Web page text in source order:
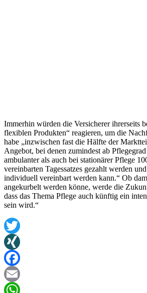
Immerhin würden die Versicherer ihrerseits
flexiblen Produkten“ reagieren, um die
habe „inzwischen fast die Hälfte der
Angebot, bei denen zumindest ab
ambulanter als auch bei stationärer Pflege
vereinbarten Tagessatzes gezahlt werden
individuell vereinbart werden kann.“ Ob
angekurbelt werden könne, werde die
dass das Thema Pflege auch künftig ein
sein wird.“
Twitter
XING
Facebook
Email